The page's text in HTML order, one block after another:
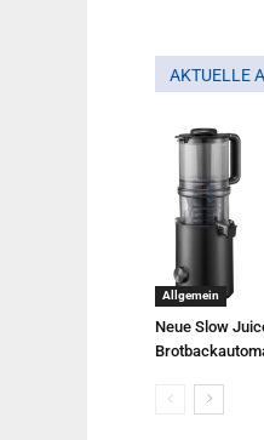
AKTUELLE
Allgemein
Neue Slow